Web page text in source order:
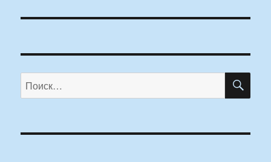
Искать: